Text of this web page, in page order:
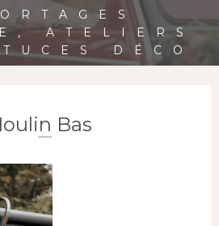
ATELIERS
DÉCO
Bas